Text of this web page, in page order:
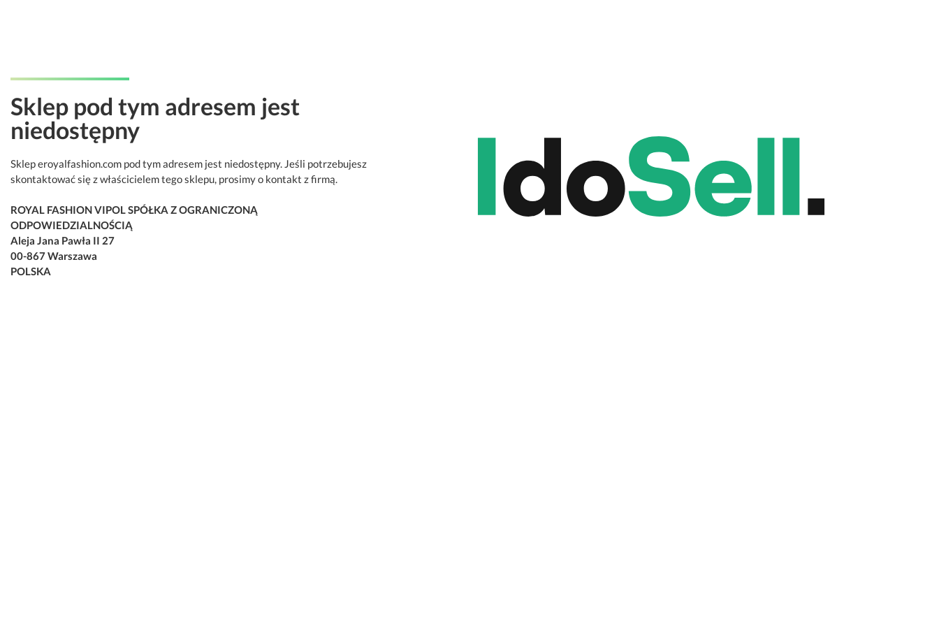
Sklep pod tym adresem jest
niedostępny
Sklep eroyalfashion.com pod tym adresem jest niedostępny. Jeśli potrzebujesz
skontaktować się z właścicielem tego sklepu, prosimy o kontakt z firmą.
ROYAL FASHION VIPOL SPÓŁKA Z OGRANICZONĄ
ODPOWIEDZIALNOŚCIĄ
Aleja Jana Pawła II 27
00-867 Warszawa
POLSKA